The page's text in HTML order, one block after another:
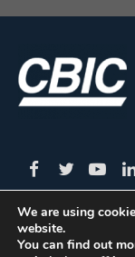
CBIC | SBN
We are using
website.
You can find out